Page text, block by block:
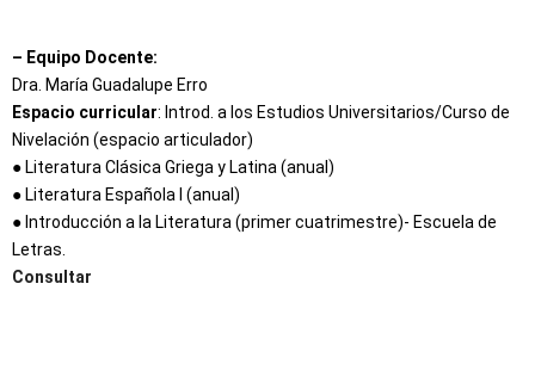
– Equipo Docente:
Dra. María Guadalupe Erro
Espacio curricular: Introd. a los Estudios Universitarios/Curso de
Nivelación (espacio articulador)
● Literatura Clásica Griega y Latina (anual)
● Literatura Española I (anual)
● Introducción a la Literatura (primer cuatrimestre)- Escuela de
Letras.
Consultar